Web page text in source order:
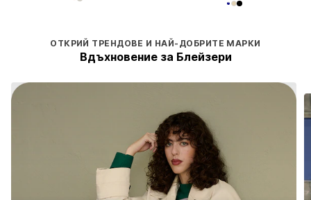
ОТКРИЙ ТРЕНДОВЕ И НАЙ-ДОБРИТЕ МАРКИ
Вдъхновение за Блейзери